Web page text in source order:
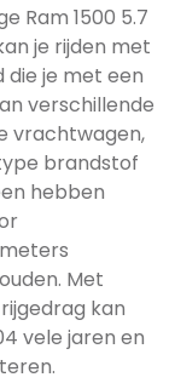
Ram 1500 5.7
je rijden met
die je met een
verschillende
vrachtwagen,
brandstof
hebben
Met
kan
vele jaren en